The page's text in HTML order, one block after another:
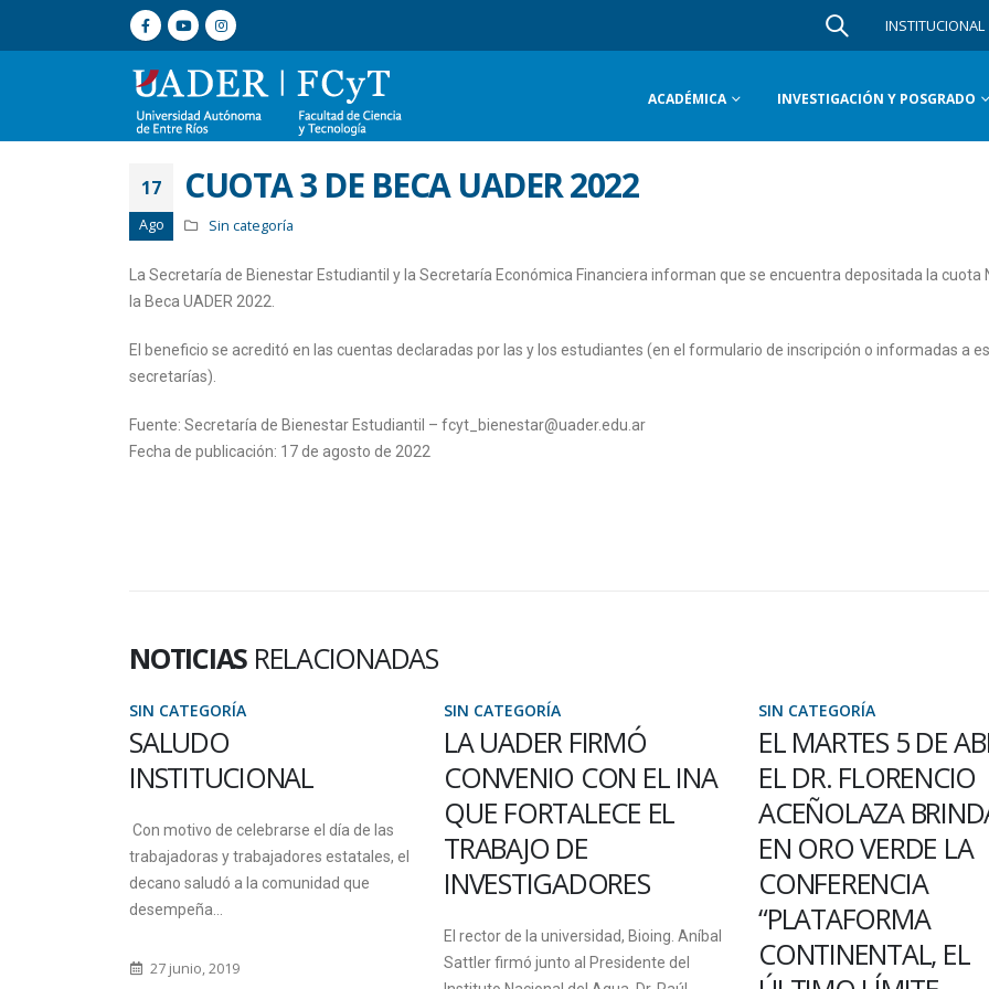
INSTITUCIONAL
ACADÉMICA INVESTIGACIÓN Y POSGRADO
17
Ago
CUOTA 3 DE BECA UADER 2022
Sin categoría
La Secretaría de Bienestar Estudiantil y la Secretaría Económica Financiera informan que se encuentra depositada la cuota
la Beca UADER 2022.
El beneficio se acreditó en las cuentas declaradas por las y los estudiantes (en el formulario de inscripción o informadas a
secretarías).
Fuente: Secretaría de Bienestar Estudiantil – fcyt_bienestar@uader.edu.ar
Fecha de publicación: 17 de agosto de 2022
NOTICIAS RELACIONADAS
SIN CATEGORÍA
SALUDO
INSTITUCIONAL
Con motivo de celebrarse el día de las
trabajadoras y trabajadores estatales, el
decano saludó a la comunidad que
desempeña...
27 junio, 2019
SIN CATEGORÍA
LA UADER FIRMÓ
CONVENIO CON EL INA
QUE FORTALECE EL
TRABAJO DE
INVESTIGADORES
El rector de la universidad, Bioing. Aníbal
Sattler firmó junto al Presidente del
SIN CATEGORÍA
EL MARTES 5 DE
EL DR. FLORENCIO
ACEÑOLAZA
EN ORO VERDE LA
CONFERENCIA
“PLATAFORMA
CONTINENTAL, EL